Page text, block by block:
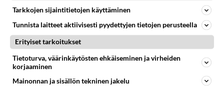
Luetuimmat: Aarne Pelkonen
ja Noora Louhimo vihdoinkin
isäpuoli on tämä suosittu
laulaja
Tarkkojen sijaintitietojen käyttäminen
Tunnista laitteet aktiivisesti pyydettyjen tietojen perusteella
Erityiset tarkoitukset
Tietoturva, väärinkäytösten ehkäiseminen ja virheiden
korjaaminen
Mainonnan ja sisällön tekninen jakelu